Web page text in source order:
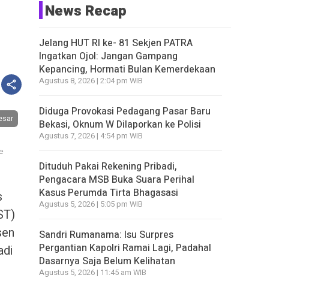
News Recap
Jelang HUT RI ke- 81 Sekjen PATRA
Ingatkan Ojol: Jangan Gampang
Kepancing, Hormati Bulan Kemerdekaan
Agustus 8, 2026 | 2:04 pm WIB
Diduga Provokasi Pedagang Pasar Baru
Bekasi, Oknum W Dilaporkan ke Polisi
Agustus 7, 2026 | 4:54 pm WIB
Dituduh Pakai Rekening Pribadi,
Pengacara MSB Buka Suara Perihal
Kasus Perumda Tirta Bhagasasi
Agustus 5, 2026 | 5:05 pm WIB
Sandri Rumanama: Isu Surpres
Pergantian Kapolri Ramai Lagi, Padahal
Dasarnya Saja Belum Kelihatan
Agustus 5, 2026 | 11:45 am WIB